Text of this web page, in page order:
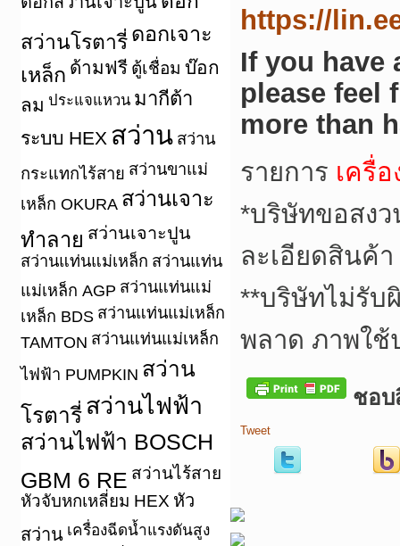
สว่านโรตารี่ ดอกเจาะ
เหล็ก ด้ามฟรี ตู้เชื่อม บ๊อก
ลม ประแจแหวน มากีต้า
ระบบ HEX สว่าน สว่าน
กระแทกไร้สาย สว่านขาแม่
เหล็ก OKURA สว่านเจาะ
ทำลาย สว่านเจาะปูน
สว่านแท่นแม่เหล็ก สว่านแท่น
แม่เหล็ก AGP สว่านแท่นแม่
เหล็ก BDS สว่านแท่นแม่เหล็ก
TAMTON สว่านแท่นแม่เหล็ก
ไฟฟ้า PUMPKIN สว่าน
โรตารี่ สว่านไฟฟ้า
สว่านไฟฟ้า BOSCH
GBM 6 RE สว่านไร้สาย
หัวจับหกเหลี่ยม HEX หัว
สว่าน เครื่องฉีดน้ำแรงดันสูง
https://
If you have
please feel
more than
รายการ เครื่
*บริษัทขอสงว
ละเอียดสินค้
**บริษัทไม่รับ
พลาด ภาพใ
ชอบ
Tweet